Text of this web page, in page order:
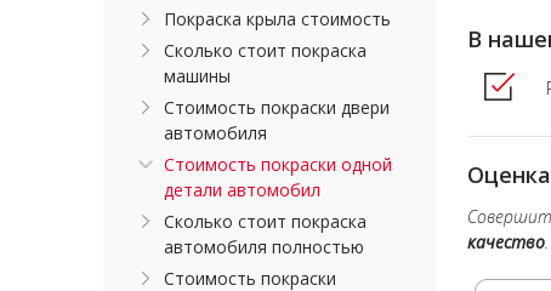
В
качество
Покраска крыла стоимость
Сколько стоит покраска
машины
Стоимость покраски двери
автомобиля
Стоимость покраски одной
детали автомобил
Сколько стоит покраска
автомобиля полностью
Стоимость покраски